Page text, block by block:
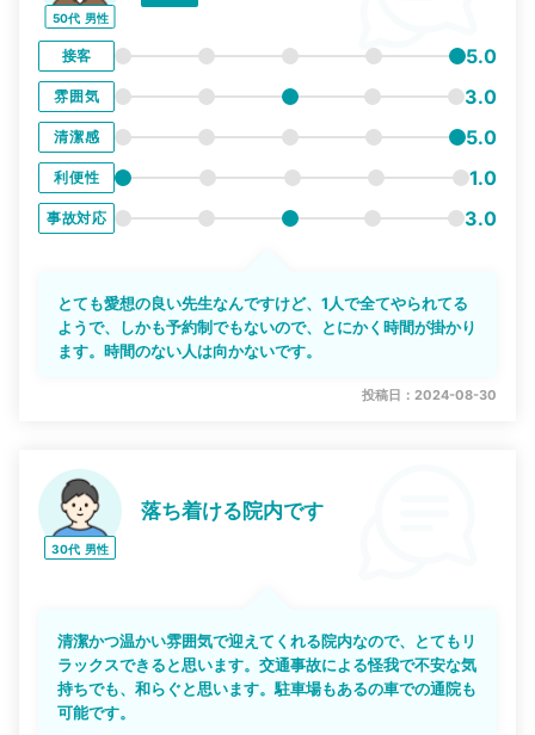
50代 男性
接客 5.0
雰囲気 3.0
清潔感 5.0
利便性 1.0
事故対応 3.0
とても愛想の良い先生なんですけど、1人で全てやられてる
ようで、しかも予約制でもないので、とにかく時間が掛かり
ます。時間のない人は向かないです。
投稿日：2024-08-30
30代 男性
落ち着ける院内です
清潔かつ温かい雰囲気で迎えてくれる院内なので、とてもリ
ラックスできると思います。交通事故による怪我で不安な気
持ちでも、和らぐと思います。駐車場もあるの車での通院も
可能です。